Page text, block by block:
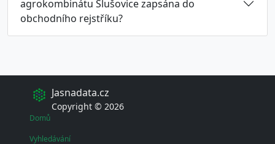
agrokombinátu Slušovice zapsána do
obchodního rejstříku?
Jasnadata.cz
Copyright © 2026
Domů
Vyhledávání